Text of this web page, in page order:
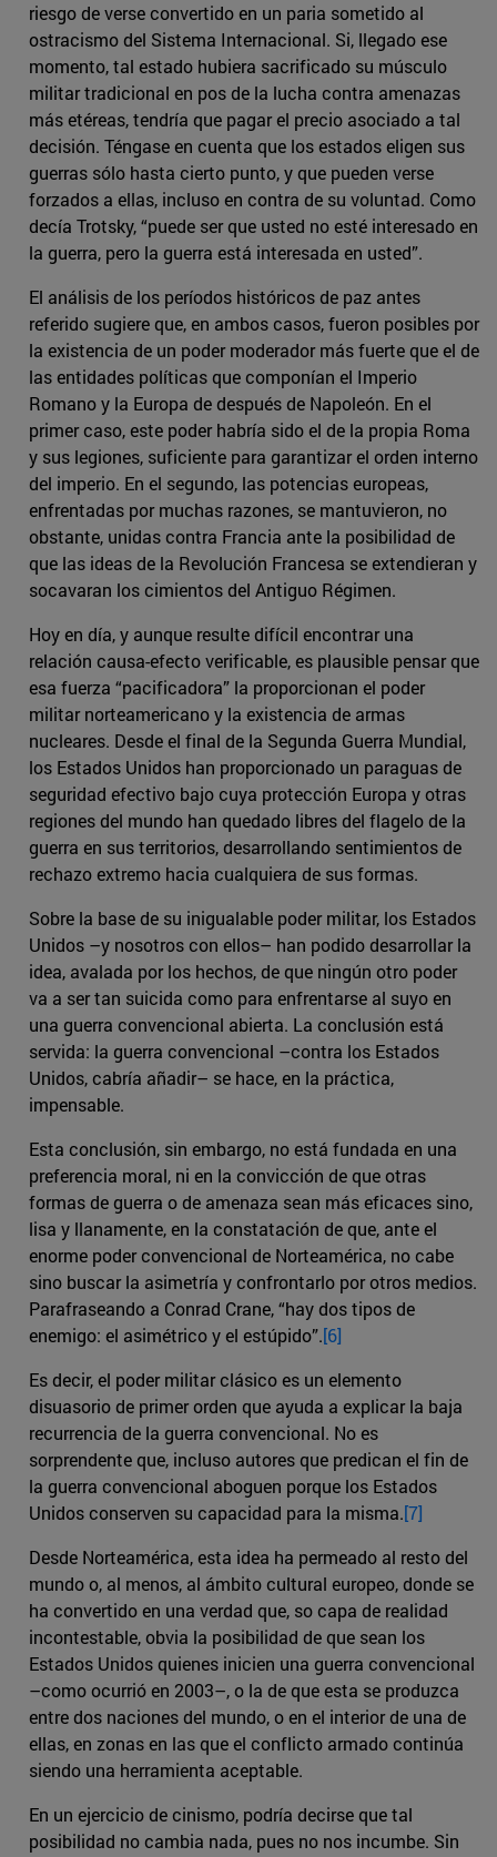
riesgo de verse convertido en un paria sometido al
ostracismo del Sistema Internacional. Si, llegado ese
momento, tal estado hubiera sacrificado su músculo
militar tradicional en pos de la lucha contra amenazas
más etéreas, tendría que pagar el precio asociado a tal
decisión. Téngase en cuenta que los estados eligen sus
guerras sólo hasta cierto punto, y que pueden verse
forzados a ellas, incluso en contra de su voluntad. Como
decía Trotsky, “puede ser que usted no esté interesado en
la guerra, pero la guerra está interesada en usted”.
El análisis de los períodos históricos de paz antes
referido sugiere que, en ambos casos, fueron posibles por
la existencia de un poder moderador más fuerte que el de
las entidades políticas que componían el Imperio
Romano y la Europa de después de Napoleón. En el
primer caso, este poder habría sido el de la propia Roma
y sus legiones, suficiente para garantizar el orden interno
del imperio. En el segundo, las potencias europeas,
enfrentadas por muchas razones, se mantuvieron, no
obstante, unidas contra Francia ante la posibilidad de
que las ideas de la Revolución Francesa se extendieran y
socavaran los cimientos del Antiguo Régimen.
Hoy en día, y aunque resulte difícil encontrar una
relación causa-efecto verificable, es plausible pensar que
esa fuerza “pacificadora” la proporcionan el poder
militar norteamericano y la existencia de armas
nucleares. Desde el final de la Segunda Guerra Mundial,
los Estados Unidos han proporcionado un paraguas de
seguridad efectivo bajo cuya protección Europa y otras
regiones del mundo han quedado libres del flagelo de la
guerra en sus territorios, desarrollando sentimientos de
rechazo extremo hacia cualquiera de sus formas.
Sobre la base de su inigualable poder militar, los Estados
Unidos –y nosotros con ellos– han podido desarrollar la
idea, avalada por los hechos, de que ningún otro poder
va a ser tan suicida como para enfrentarse al suyo en
una guerra convencional abierta. La conclusión está
servida: la guerra convencional –contra los Estados
Unidos, cabría añadir– se hace, en la práctica,
impensable.
Esta conclusión, sin embargo, no está fundada en una
preferencia moral, ni en la convicción de que otras
formas de guerra o de amenaza sean más eficaces sino,
lisa y llanamente, en la constatación de que, ante el
enorme poder convencional de Norteamérica, no cabe
sino buscar la asimetría y confrontarlo por otros medios.
Parafraseando a Conrad Crane, “hay dos tipos de
enemigo: el asimétrico y el estúpido”.[6]
Es decir, el poder militar clásico es un elemento
disuasorio de primer orden que ayuda a explicar la baja
recurrencia de la guerra convencional. No es
sorprendente que, incluso autores que predican el fin de
la guerra convencional aboguen porque los Estados
Unidos conserven su capacidad para la misma.[7]
Desde Norteamérica, esta idea ha permeado al resto del
mundo o, al menos, al ámbito cultural europeo, donde se
ha convertido en una verdad que, so capa de realidad
incontestable, obvia la posibilidad de que sean los
Estados Unidos quienes inicien una guerra convencional
–como ocurrió en 2003–, o la de que esta se produzca
entre dos naciones del mundo, o en el interior de una de
ellas, en zonas en las que el conflicto armado continúa
siendo una herramienta aceptable.
En un ejercicio de cinismo, podría decirse que tal
posibilidad no cambia nada, pues no nos incumbe. Sin